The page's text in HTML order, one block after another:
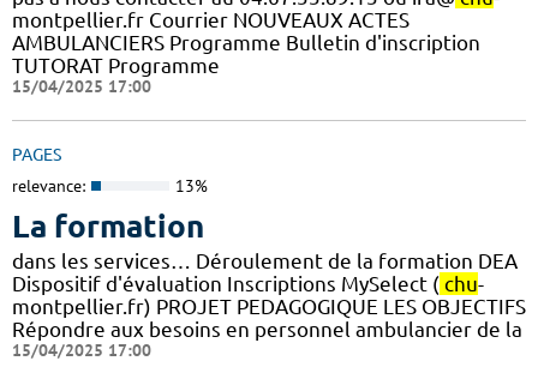
montpellier.fr Courrier NOUVEAUX ACTES
AMBULANCIERS Programme Bulletin d'inscription
TUTORAT Programme
15/04/2025 17:00
PAGES
relevance: 13%
La formation
dans les services… Déroulement de la formation DEA
Dispositif d'évaluation Inscriptions MySelect ( chu-
montpellier.fr) PROJET PEDAGOGIQUE LES OBJECTIFS
Répondre aux besoins en personnel ambulancier de la
15/04/2025 17:00